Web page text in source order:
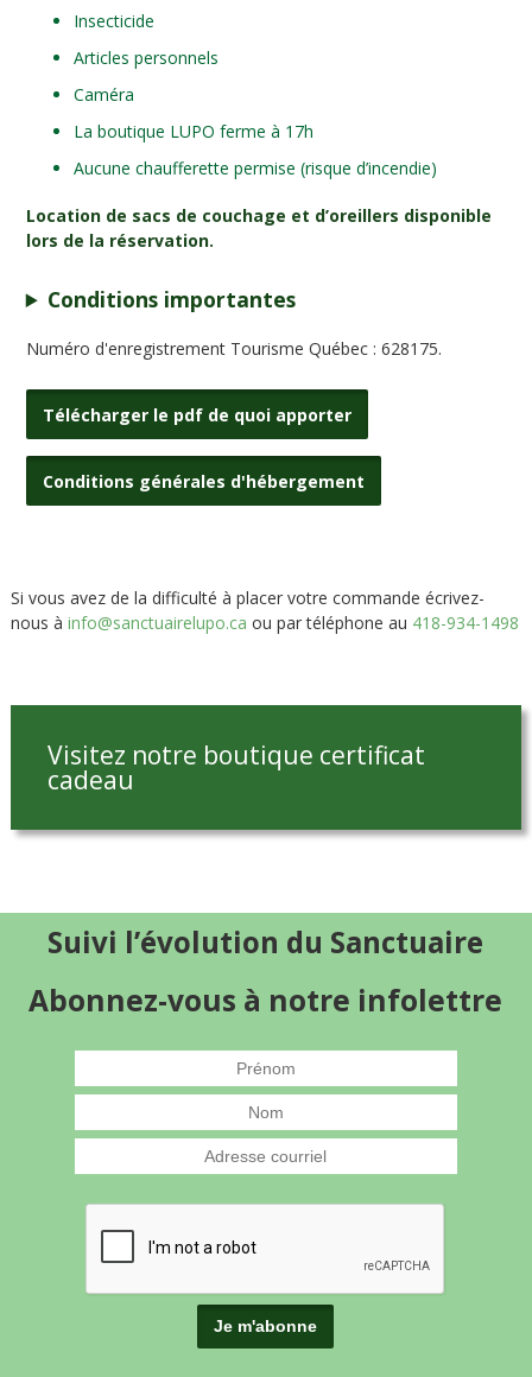
Insecticide
Articles personnels
Caméra
La boutique LUPO ferme à 17h
Aucune chaufferette permise (risque d’incendie)
Location de sacs de couchage et d’oreillers disponible
lors de la réservation.
Conditions importantes
Numéro d'enregistrement Tourisme Québec : 628175.
Télécharger le pdf de quoi apporter
Conditions générales d'hébergement
Si vous avez de la difficulté à placer votre commande écrivez-
nous à info@sanctuairelupo.ca ou par téléphone au 418-934-1498
Visitez notre boutique certificat
cadeau
Suivi l’évolution du Sanctuaire
Abonnez-vous à notre infolettre